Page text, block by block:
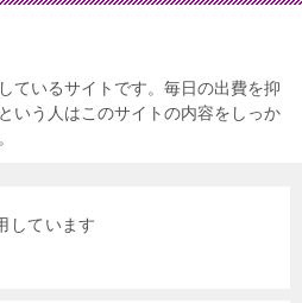
ているサイトです。毎日の出費を抑
いう人はこのサイトの内容をしっか
しています